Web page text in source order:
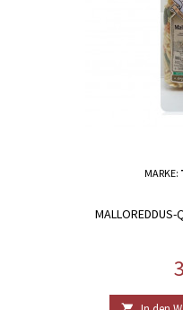
MARKE:
MALLOREDDUS-